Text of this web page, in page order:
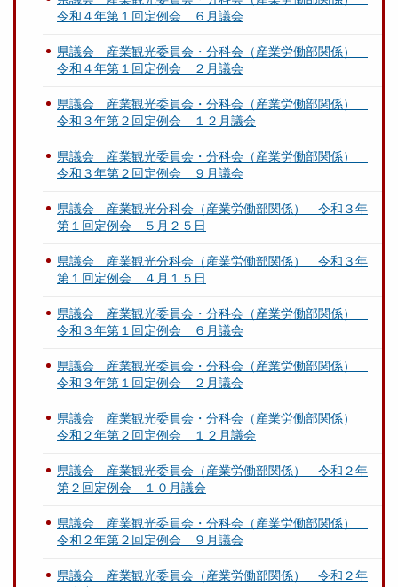
令和４年第１回定例会 ６月議会
県議会 産業観光委員会・分科会（産業労働部関係）
令和４年第１回定例会 ２月議会
県議会 産業観光委員会・分科会（産業労働部関係）
令和３年第２回定例会 １２月議会
県議会 産業観光委員会・分科会（産業労働部関係）
令和３年第２回定例会 ９月議会
県議会 産業観光分科会（産業労働部関係） 令和３年
第１回定例会 ５月２５日
県議会 産業観光分科会（産業労働部関係） 令和３年
第１回定例会 ４月１５日
県議会 産業観光委員会・分科会（産業労働部関係）
令和３年第１回定例会 ６月議会
県議会 産業観光委員会・分科会（産業労働部関係）
令和３年第１回定例会 ２月議会
県議会 産業観光委員会・分科会（産業労働部関係）
令和２年第２回定例会 １２月議会
県議会 産業観光委員会（産業労働部関係） 令和２年
第２回定例会 １０月議会
県議会 産業観光委員会・分科会（産業労働部関係）
令和２年第２回定例会 ９月議会
県議会 産業観光委員会（産業労働部関係） 令和２年